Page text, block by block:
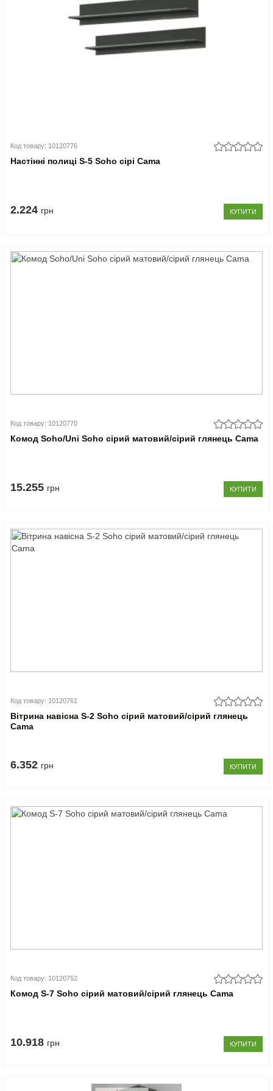
Код товару: 10120776
Настінні полиці S-5 Soho сірі Cama
2.224 грн КУПИТИ
Код товару: 10120770
Комод Soho/Uni Soho сірий матовий/сірий глянець Cama
15.255 грн КУПИТИ
Код товару: 10120761
Вітрина навісна S-2 Soho сірий матовий/сірий глянець
Cama
6.352 грн КУПИТИ
Код товару: 10120752
Комод S-7 Soho сірий матовий/сірий глянець Cama
10.918 грн КУПИТИ